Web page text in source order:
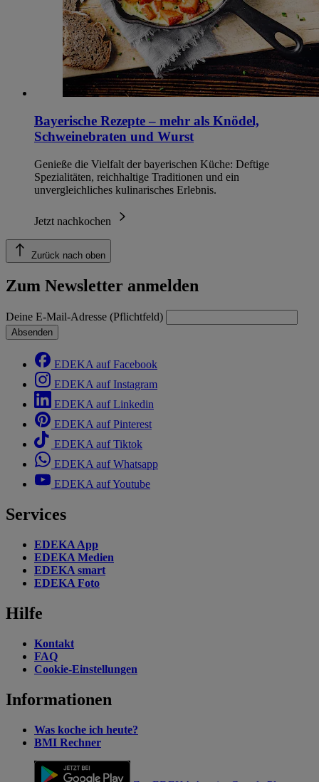
Bayerische Rezepte – mehr als Knödel,
Schweinebraten und Wurst
Genieße die Vielfalt der bayerischen Küche: Deftige
Spezialitäten, reichhaltige Traditionen und ein
unvergleichliches kulinarisches Erlebnis.
Jetzt nachkochen
Zurück nach oben
Zum Newsletter anmelden
Deine E-Mail-Adresse (Pflichtfeld)
Absenden
EDEKA auf Facebook
EDEKA auf Instagram
EDEKA auf Linkedin
EDEKA auf Pinterest
EDEKA auf Tiktok
EDEKA auf Whatsapp
EDEKA auf Youtube
Services
EDEKA App
EDEKA Medien
EDEKA smart
EDEKA Foto
Hilfe
Kontakt
FAQ
Cookie-Einstellungen
Informationen
Was koche ich heute?
BMI Rechner